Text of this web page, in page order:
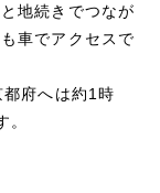
地続きでつなが
車でアクセスで
府へは約1時